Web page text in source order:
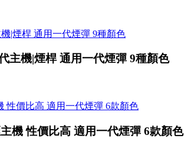
機|煙桿 通用一代煙彈 9種顏色
機 性價比高 適用一代煙彈 6款顏色